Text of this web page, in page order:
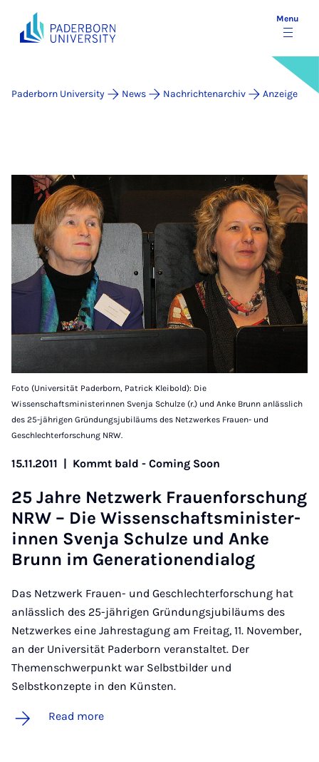
Menu
Paderborn University News Nachrichtenarchiv Anzeige
Foto (Universität Paderborn, Patrick Kleibold): Die
Wissenschaftsministerinnen Svenja Schulze (r.) und Anke Brunn anlässlich
des 25-jährigen Gründungsjubiläums des Netzwerkes Frauen- und
Geschlechterforschung NRW.
15.11.2011 | Kommt bald - Coming Soon
25 Jahre Net­zwerk Frauen­forschung
NRW – Die Wis­senschafts­min­is­ter­
innen Svenja Schulze und Anke
Brunn im Gen­er­a­tion­en­dia­log
Das Netzwerk Frauen- und Geschlechterforschung hat
anlässlich des 25-jährigen Gründungsjubiläums des
Netzwerkes eine Jahrestagung am Freitag, 11. November,
an der Universität Paderborn veranstaltet. Der
Themenschwerpunkt war Selbstbilder und
Selbstkonzepte in den Künsten.
Read more